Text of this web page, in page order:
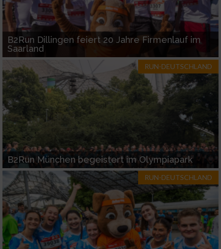
B2Run Dillingen feiert 20 Jahre Firmenlauf im
Saarland
RUN-DEUTSCHLAND
B2Run München begeistert im Olympiapark
RUN-DEUTSCHLAND